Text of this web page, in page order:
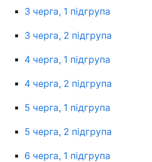
3 черга, 1 підгрупа
3 черга, 2 підгрупа
4 черга, 1 підгрупа
4 черга, 2 підгрупа
5 черга, 1 підгрупа
5 черга, 2 підгрупа
6 черга, 1 підгрупа